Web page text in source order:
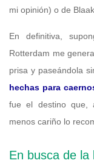
mi opinión) o de
En definitiva,
Rotterdam me
prisa y paseándola
hechas para
fue el destino que,
menos cariño lo
En busca de la